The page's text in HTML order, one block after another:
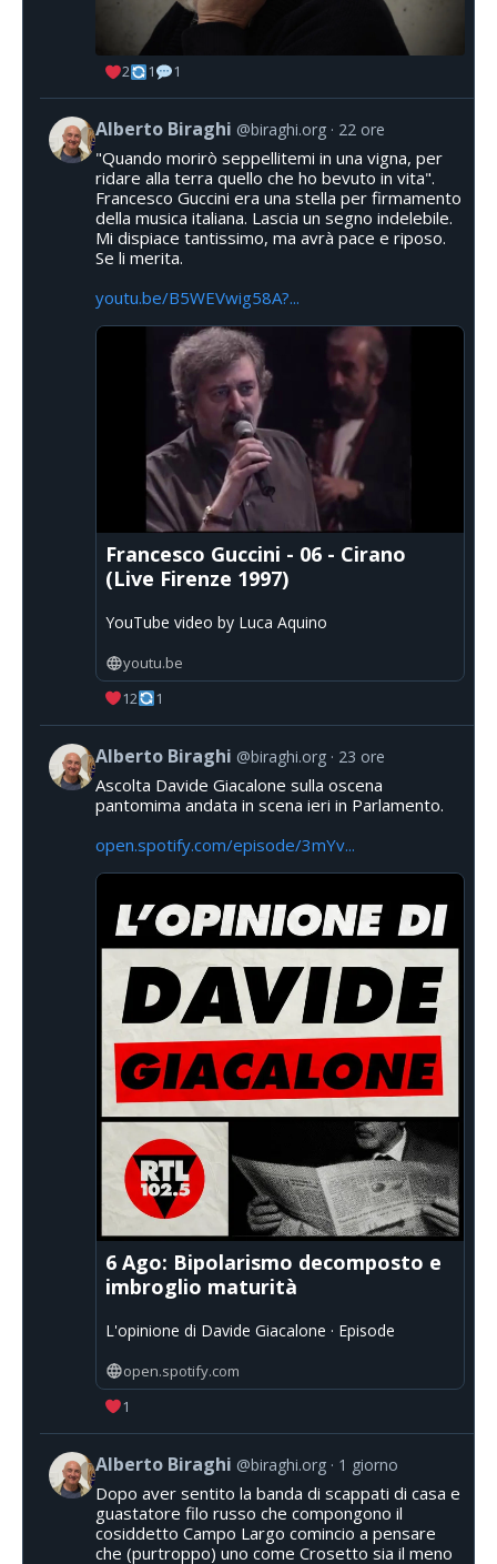
2 1 1
Alberto Biraghi @biraghi.org 22 ore
"Quando morirò seppellitemi in una vigna, per
ridare alla terra quello che ho bevuto in vita".
Francesco Guccini era una stella per firmamento
della musica italiana. Lascia un segno indelebile.
Mi dispiace tantissimo, ma avrà pace e riposo.
Se li merita.
youtu.be/B5WEVwig58A?...
Francesco Guccini - 06 - Cirano
(Live Firenze 1997)
YouTube video by Luca Aquino
youtu.be
12
1
Alberto Biraghi @biraghi.org 23 ore
Ascolta Davide Giacalone sulla oscena
pantomima andata in scena ieri in Parlamento.
open.spotify.com/episode/3mYv...
6 Ago: Bipolarismo decomposto e
imbroglio maturità
L'opinione di Davide Giacalone · Episode
open.spotify.com
1
Alberto Biraghi @biraghi.org 1 giorno
Dopo aver sentito la banda di scappati di casa e
guastatore filo russo che compongono il
cosiddetto Campo Largo comincio a pensare
che (purtroppo) uno come Crosetto sia il meno